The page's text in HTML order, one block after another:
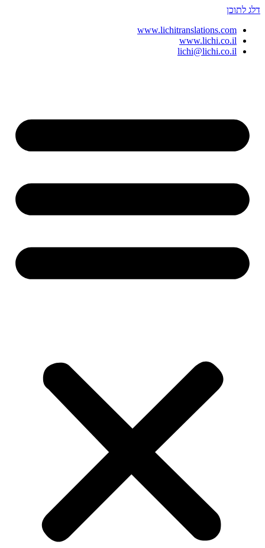
דלג לתוכן
www.lichitranslations.com
www.lichi.co.il
lichi@lichi.co.il